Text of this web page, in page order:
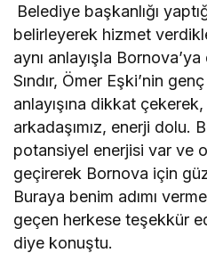
Belediye başkanlığı
belirleyerek hizmet
aynı anlayışla
Sındır, Ömer Eşki’nin
anlayışına dikkat
arkadaşımız, enerji dolu.
potansiyel enerjisi var ve
geçirerek Bornova için
Buraya benim adımı
geçen herkese teşekkür
diye konuştu.